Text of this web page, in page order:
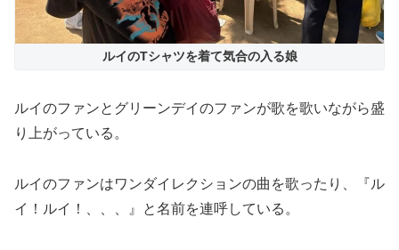
ルイのTシャツを着て気合の入る娘
ルイのファンとグリーンデイのファンが歌を歌いながら盛
り上がっている。
ルイのファンはワンダイレクションの曲を歌ったり、『ル
イ！ルイ！、、、』と名前を連呼している。